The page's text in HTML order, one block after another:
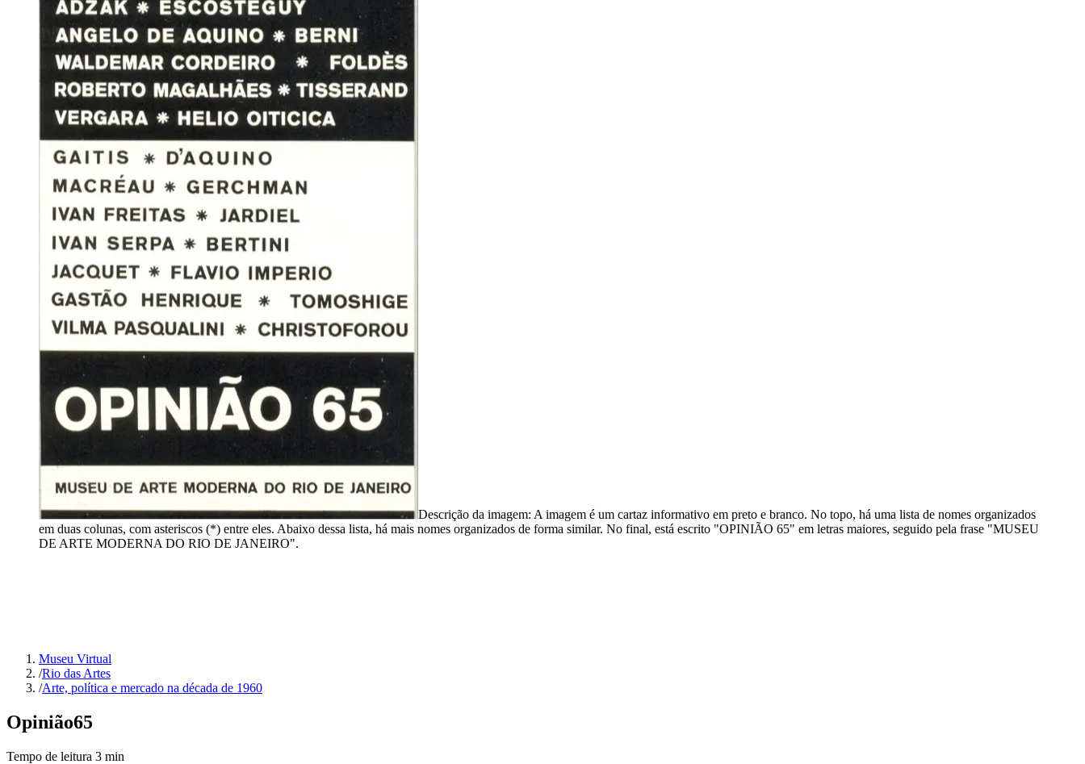
Descrição da imagem: A imagem é um cartaz informativo em preto e branco. No topo, há uma lista de nomes organizados
em duas colunas, com asteriscos (*) entre eles. Abaixo dessa lista, há mais nomes organizados de forma similar. No final, está escrito "OPINIÃO 65" em letras maiores, seguido pela frase "MUSEU
DE ARTE MODERNA DO RIO DE JANEIRO".
Museu Virtual
/Rio das Artes
/Arte, política e mercado na década de 1960
Opinião65
Tempo de leitura 3 min